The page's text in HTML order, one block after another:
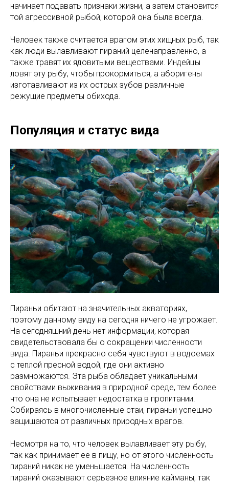
начинает подавать признаки жизни, а затем становится
той агрессивной рыбой, которой она была всегда.
Человек также считается врагом этих хищных рыб, так
как люди вылавливают пираний целенаправленно, а
также травят их ядовитыми веществами. Индейцы
ловят эту рыбу, чтобы прокормиться, а аборигены
изготавливают из их острых зубов различные
режущие предметы обихода.
Популяция и статус вида
Пираньи обитают на значительных акваториях,
поэтому данному виду на сегодня ничего не угрожает.
На сегодняшний день нет информации, которая
свидетельствовала бы о сокращении численности
вида. Пираньи прекрасно себя чувствуют в водоемах
с теплой пресной водой, где они активно
размножаются. Эта рыба обладает уникальными
свойствами выживания в природной среде, тем более
что она не испытывает недостатка в пропитании.
Собираясь в многочисленные стаи, пираньи успешно
защищаются от различных природных врагов.
Несмотря на то, что человек вылавливает эту рыбу,
так как принимает ее в пищу, но от этого численность
пираний никак не уменьшается. На численность
пираний оказывают серьезное влияние кайманы, так